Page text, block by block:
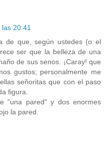
20:41
de que, según ustedes (o el
ser que la belleza de una
de sus senos. ¡Caray! que
gustos; personalmente me
señoritas que con el paso
figura.
"una pared" y dos enormes
la pared.